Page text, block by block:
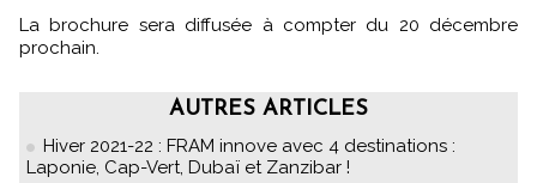
La brochure sera diffusée à compter du 20 décembre
prochain.
AUTRES ARTICLES
Hiver 2021-22 : FRAM innove avec 4 destinations :
Laponie, Cap-Vert, Dubaï et Zanzibar !